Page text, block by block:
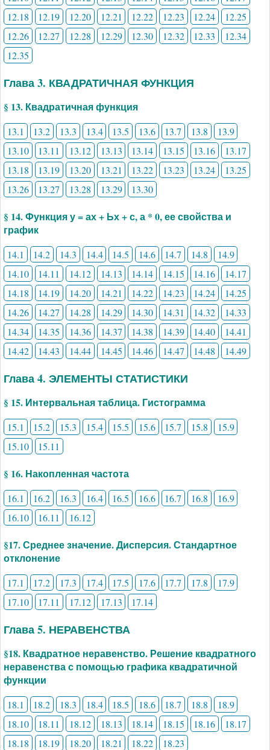
12.18
12.19 12.20 12.21 12.22 12.23 12.24
12.25
12.26
12.27 12.28 12.29 12.30 12.32 12.33
12.34
12.35
Глава 3. КВАДРАТИЧНАЯ ФУНКЦИЯ
§ 13. Квадратичная функция
13.1 13.2 13.3 13.4 13.5 13.6 13.7 13.8
13.9
13.10
13.11 13.12 13.13 13.14 13.15 13.16
13.17
13.18
13.19 13.20 13.21 13.22 13.23 13.24
13.25
13.26
13.27 13.28 13.29 13.30
§ 14. Функция у = ах + Ьх + с, а * 0, ее свойства и
график
14.1 14.2 14.3 14.4 14.5 14.6 14.7 14.8
14.9
14.10
14.11 14.12 14.13 14.14 14.15 14.16
14.17
14.18
14.19 14.20 14.21 14.22 14.23 14.24
14.25
14.26
14.27 14.28 14.29 14.30 14.31 14.32
14.33
14.34
14.35 14.36 14.37 14.38 14.39 14.40
14.41
14.42
14.43 14.44 14.45 14.46 14.47 14.48 14.49
Глава 4. ЭЛЕМЕНТЫ СТАТИСТИКИ
§ 15. Интервальная таблица. Гистограмма
15.1 15.2 15.3 15.4 15.5 15.6 15.7 15.8
15.9
15.10
15.11
§ 16. Накопленная частота
16.1 16.2 16.3 16.4 16.5 16.6 16.7 16.8
16.9
16.10
16.11 16.12
§17. Среднее значение. Дисперсия. Стандартное
отклонение
17.1 17.2 17.3 17.4 17.5 17.6 17.7 17.8
17.9
17.10
17.11 17.12 17.13 17.14
Глава 5. НЕРАВЕНСТВА
§18. Квадратное неравенство. Решение квадратного
неравенства с помощью графика квадратичной
функции
18.1 18.2 18.3 18.4 18.5 18.6 18.7 18.8
18.9
18.10
18.11 18.12 18.13 18.14 18.15 18.16
18.17
18.18
18.19 18.20 18.21 18.22 18.23